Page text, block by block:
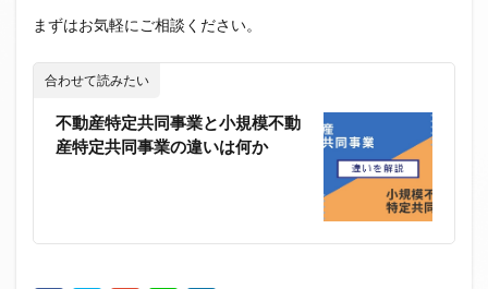
まずはお気軽にご相談ください。
合わせて読みたい
不動産特定共同事業と小規模不動
産特定共同事業の違いは何か